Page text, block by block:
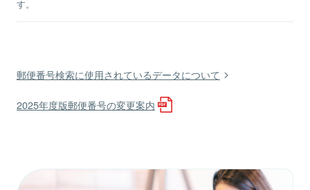
す。
郵便番号検索に使用されているデータについて
2025年度版郵便番号の変更案内